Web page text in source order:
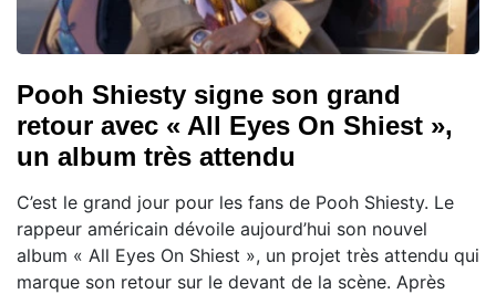
Pooh Shiesty signe son grand
retour avec « All Eyes On Shiest »,
un album très attendu
C’est le grand jour pour les fans de Pooh Shiesty. Le
rappeur américain dévoile aujourd’hui son nouvel
album « All Eyes On Shiest », un projet très attendu qui
marque son retour sur le devant de la scène. Après